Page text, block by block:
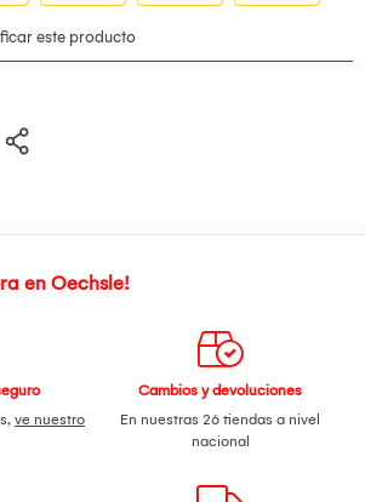
en Oechsle!
ve nuestro
Cambios y devoluciones
En nuestras 26 tiendas a nivel
nacional